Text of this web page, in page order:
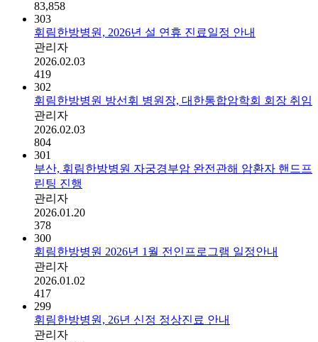
83,858
303
휘림한방병원, 2026년 설 연휴 진료일정 안내
관리자
2026.02.03
419
302
휘림한방병원 방선휘 병원장, 대한통합암학회 회장 취임
관리자
2026.02.03
804
301
부산, 휘림한방병원 자궁경부암 완전관해 암환자 핸드프
린팅 진행
관리자
2026.01.20
378
300
휘림한방병원 2026년 1월 전인프로그램 일정안내
관리자
2026.01.02
417
299
휘림한방병원, 26년 신정 정상진료 안내
관리자